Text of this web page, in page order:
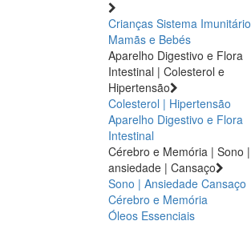
Crianças Sistema Imunitário
Mamãs e Bebés
Aparelho Digestivo e Flora
Intestinal | Colesterol e
Hipertensão
Colesterol | Hipertensão
Aparelho Digestivo e Flora
Intestinal
Cérebro e Memória | Sono |
ansiedade | Cansaço
Sono | Ansiedade Cansaço
Cérebro e Memória
Óleos Essenciais